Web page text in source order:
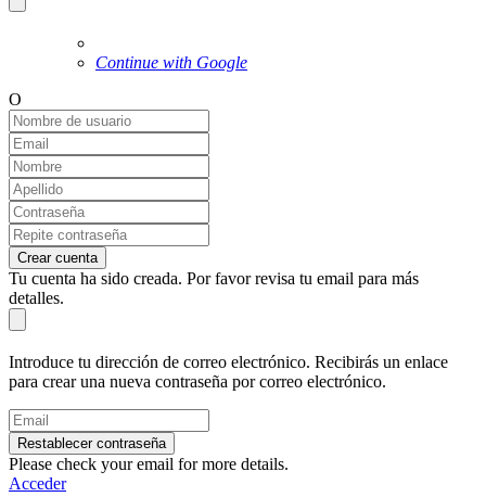
Continue with Google
O
Crear cuenta
Tu cuenta ha sido creada. Por favor revisa tu email para más
detalles.
Introduce tu dirección de correo electrónico. Recibirás un enlace
para crear una nueva contraseña por correo electrónico.
Restablecer contraseña
Please check your email for more details.
Acceder